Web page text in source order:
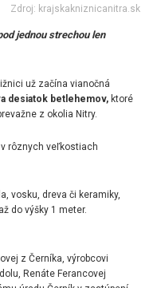
Zdroj: krajskakniznicanitra.sk
jednou strechou len
už začína vianočná
desiatok betlehemov,ktoré
z okolia Nitry.
rôznych veľkostiach
vosku, dreva či keramiky,
do výšky 1 meter.
z Černíka, výrobcovi
Renáte Ferancovej